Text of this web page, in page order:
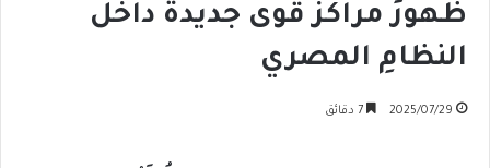
ظهورَ مراكز قوى جديدة داخل
النظامِ المصري
2025/07/29